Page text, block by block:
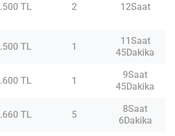
TL 2 12Saat
TL 1
11Saat
45Dakika
TL 1
9Saat
45Dakika
TL 5
8Saat
6Dakika